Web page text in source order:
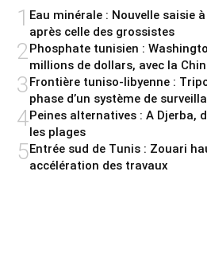
1 Eau minérale : Nouvelle saisie
après celle des grossistes
2Phosphate tunisien :
millions de dollars, avec la
3Frontière tuniso-libyenne :
phase d’un système de
4Peines alternatives : A Djerba,
les plages
5Entrée sud de Tunis : Zouari
accélération des travaux